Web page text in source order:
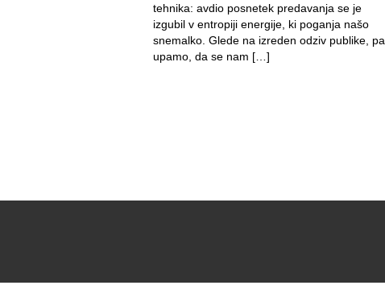
tehnika: avdio posnetek predavanja se je
izgubil v entropiji energije, ki poganja našo
snemalko. Glede na izreden odziv publike, pa
upamo, da se nam […]